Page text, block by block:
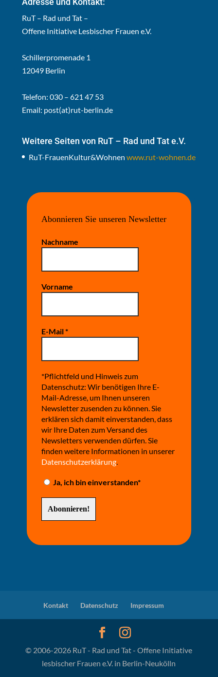
RuT – Rad und Tat –
Offene Initiative Lesbischer Frauen e.V.
Schillerpromenade 1
12049 Berlin
Telefon: 030 – 621 47 53
Email: post(at)rut-berlin.de
Weitere Seiten von RuT – Rad und Tat e.V.
RuT-FrauenKultur&Wohnen www.rut-wohnen.de
Abonnieren Sie unseren Newsletter
Nachname
Vorname
E-Mail*
*Pflichtfeld und Hinweis zum
Datenschutz: Wir benötigen Ihre E-
Mail-Adresse, um Ihnen unseren
Newsletter zusenden zu können. Sie
erklären sich damit einverstanden, dass
wir Ihre Daten zum Versand des
Newsletters verwenden dürfen. Sie
finden weitere Informationen in unserer
Datenschutzerklärung.
Ja, ich bin einverstanden*
Kontakt Datenschutz Impressum
© 2006-2026 RuT - Rad und Tat - Offene Initiative
lesbischer Frauen e.V. in Berlin-Neukölln